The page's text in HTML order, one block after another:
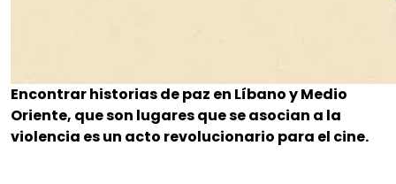
Encontrar historias de paz en Líbano y Medio
Oriente, que son lugares que se asocian a la
violencia es un acto revolucionario para el cine.